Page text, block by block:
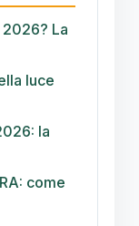
La
luce
la
come